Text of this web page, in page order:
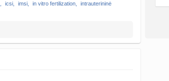
icsi imsi in vitro fertilization
intrauterininė